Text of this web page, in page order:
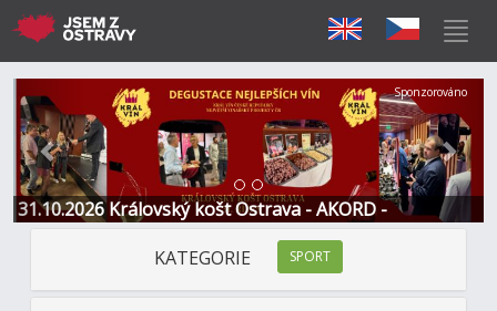
31.10.2026 Královský košt Ostrava - AKORD -
Restaurace a Hotel
Předchozí Další
Sponzorováno
KATEGORIE SPORT